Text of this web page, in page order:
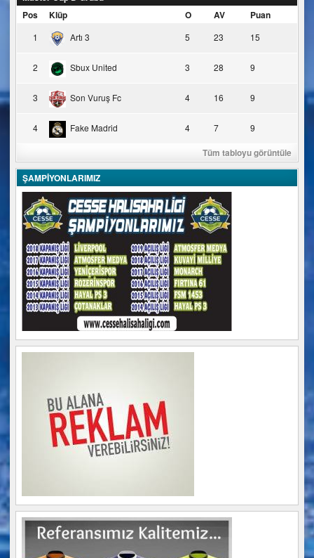
Pos
Klüp O AV Puan
1 Artı 3 5 23 15
2 Sbux United 3 28 9
3 Son Vuruş Fc 4 16 9
4 Fake Madrid 4 7 9
Tüm tabloyu görüntüle
ŞAMPİYONLARIMIZ